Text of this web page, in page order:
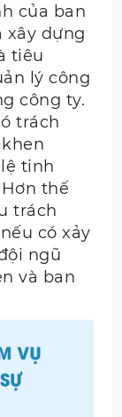
của ban
xây dựng
tiêu
lý công
công ty.
trách
tinh
thế
trách
có xảy
ngũ
và ban